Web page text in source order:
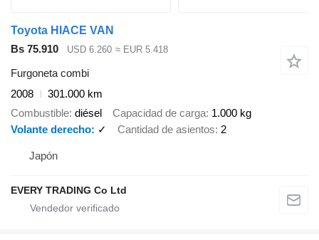
Toyota HIACE VAN
Bs 75.910
USD 6.260 ≈ EUR 5.418
Furgoneta combi
2008
301.000 km
Combustible diésel Capacidad de carga 1.000 kg
Volante derecho
✓ Cantidad de asientos 2
Japón
EVERY TRADING Co Ltd